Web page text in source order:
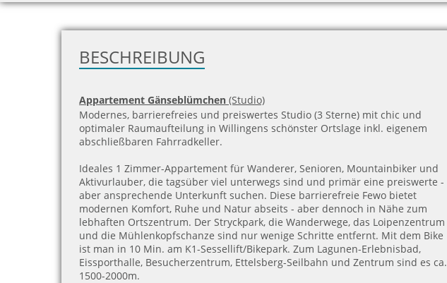
BESCHREIBUNG
Appartement Gänseblümchen (Studio)
Modernes, barrierefreies und preiswertes Studio (3 Sterne) mit chic und
optimaler Raumaufteilung in Willingens schönster Ortslage inkl. eigenem
abschließbaren Fahrradkeller.
Ideales 1 Zimmer-Appartement für Wanderer, Senioren, Mountainbiker und
Aktivurlauber, die tagsüber viel unterwegs sind und primär eine preiswerte -
aber ansprechende Unterkunft suchen. Diese barrierefreie Fewo bietet
modernen Komfort, Ruhe und Natur abseits - aber dennoch in Nähe zum
lebhaften Ortszentrum. Der Stryckpark, die Wanderwege, das Loipenzentrum
und die Mühlenkopfschanze sind nur wenige Schritte entfernt. Mit dem Bike
ist man in 10 Min. am K1-Sessellift/Bikepark. Zum Lagunen-Erlebnisbad,
Eissporthalle, Besucherzentrum, Ettelsberg-Seilbahn und Zentrum sind es ca.
1500-2000m.